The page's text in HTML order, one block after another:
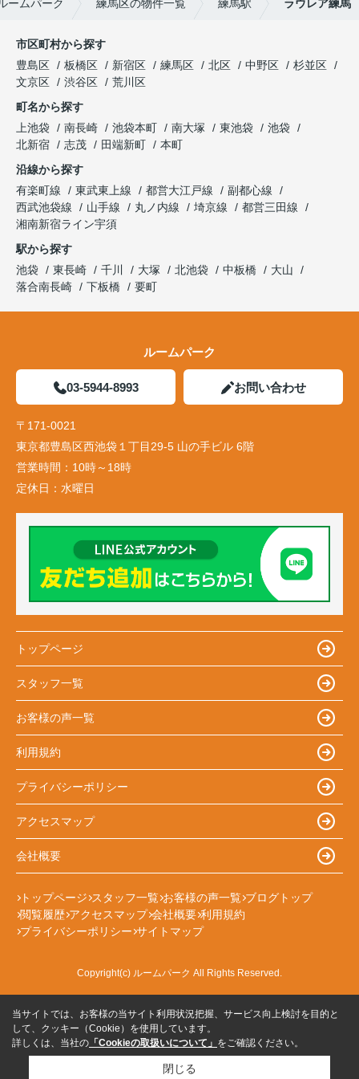
ームパーク 練馬区の物件一覧 練馬駅 ラウレア練馬
市区町村から探す
豊島区
板橋区 新宿区 練馬区 北区 中野区
杉並区
文京区
渋谷区
荒川区
町名から探す
上池袋
南長崎 池袋本町 南大塚 東池袋
池袋
北新宿
志茂 田端新町
本町
沿線から探す
有楽町線
東武東上線 都営大江戸線
副都心線
西武池袋線
山手線 丸ノ内線 埼京線
都営三田線
湘南新宿ライン宇須
駅から探す
池袋
東長崎 千川 大塚 北池袋 中板橋
大山
落合南長崎
下板橋 要町
ルームパーク
03-5944-8993 お問い合わせ
〒171-0021
東京都豊島区西池袋１丁目29-5 山の手ビル 6階
営業時間： 10時～18時
定休日： 水曜日
トップページ
スタッフ一覧
お客様の声一覧
利用規約
プライバシーポリシー
アクセスマップ
会社概要
トップページ スタッフ一覧 お客様の声一覧 ブログトップ
閲覧履歴 アクセスマップ 会社概要 利用規約
プライバシーポリシー サイトマップ
Copyright(c) ルームパーク All Rights Reserved.
当サイトでは、お客様の当サイト利用状況把握、サービス向上検討を目的と
して、クッキー（Cookie）を使用しています。
詳しくは、当社の 「Cookieの取扱いについて」 をご確認ください。
閉じる